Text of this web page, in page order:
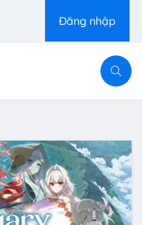
Đăng nhập